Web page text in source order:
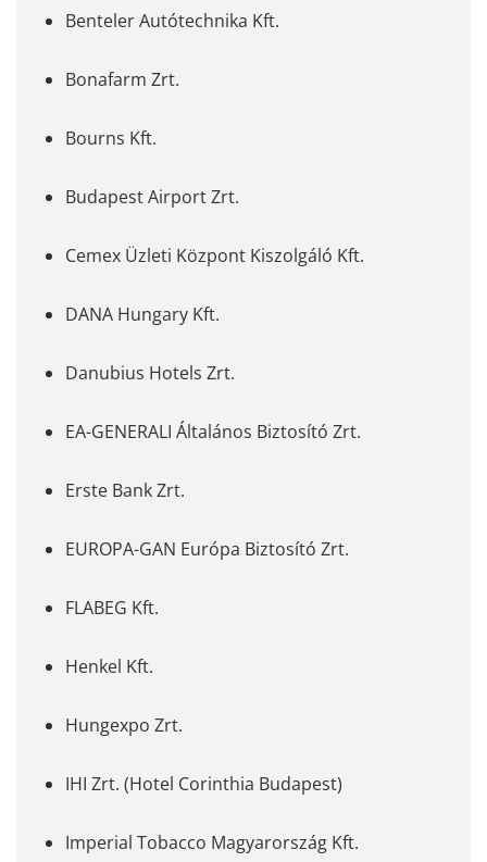
Benteler Autótechnika Kft.
Bonafarm Zrt.
Bourns Kft.
Budapest Airport Zrt.
Cemex Üzleti Központ Kiszolgáló Kft.
DANA Hungary Kft.
Danubius Hotels Zrt.
EA-GENERALI Általános Biztosító Zrt.
Erste Bank Zrt.
EUROPA-GAN Európa Biztosító Zrt.
FLABEG Kft.
Henkel Kft.
Hungexpo Zrt.
IHI Zrt. (Hotel Corinthia Budapest)
Imperial Tobacco Magyarország Kft.